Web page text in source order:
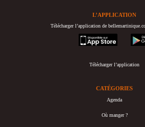
L’APPLICATION
Télécharger l’application de
appstore
Télécharger l’application
CATÉGORIES
Agenda
Où manger ?